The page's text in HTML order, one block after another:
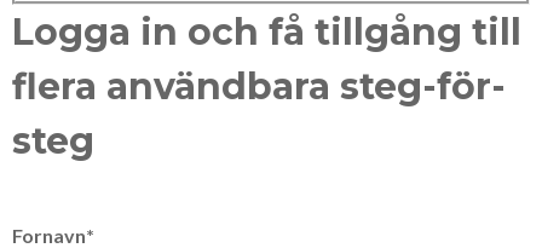
Logga in och få tillgång till
flera användbara steg-för-
steg
Fornavn*